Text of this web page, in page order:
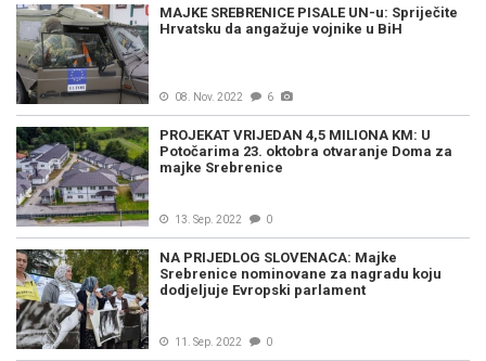
MAJKE SREBRENICE PISALE UN-u: Spriječite
Hrvatsku da angažuje vojnike u BiH
08. Nov. 2022 6
PROJEKAT VRIJEDAN 4,5 MILIONA KM: U
Potočarima 23. oktobra otvaranje Doma za
majke Srebrenice
13. Sep. 2022 0
NA PRIJEDLOG SLOVENACA: Majke
Srebrenice nominovane za nagradu koju
dodjeljuje Evropski parlament
11. Sep. 2022 0